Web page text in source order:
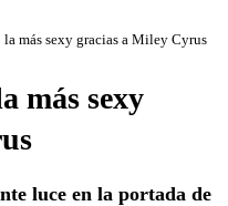
más sexy gracias a Miley Cyrus
más sexy
luce en la portada de